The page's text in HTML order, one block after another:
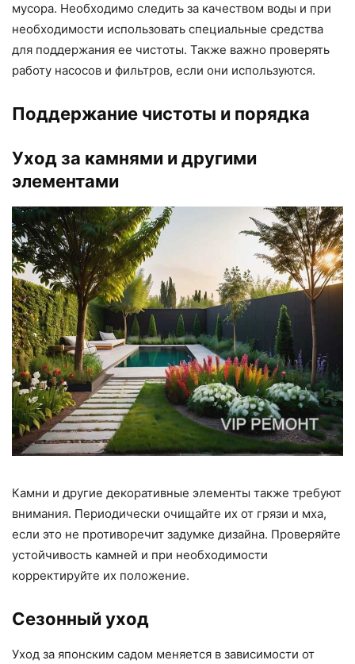
мусора. Необходимо следить за качеством воды и при
необходимости использовать специальные средства
для поддержания ее чистоты. Также важно проверять
работу насосов и фильтров, если они используются.
Поддержание чистоты и порядка
Уход за камнями и другими
элементами
Камни и другие декоративные элементы также требуют
внимания. Периодически очищайте их от грязи и мха,
если это не противоречит задумке дизайна. Проверяйте
устойчивость камней и при необходимости
корректируйте их положение.
Сезонный уход
Уход за японским садом меняется в зависимости от